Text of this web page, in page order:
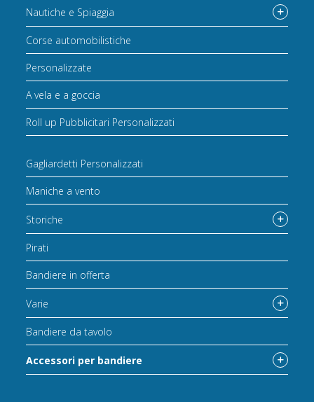
Nautiche e Spiaggia
Corse automobilistiche
Personalizzate
A vela e a goccia
Roll up Pubblicitari Personalizzati
Gagliardetti Personalizzati
Maniche a vento
Storiche
Pirati
Bandiere in offerta
Varie
Bandiere da tavolo
Accessori per bandiere